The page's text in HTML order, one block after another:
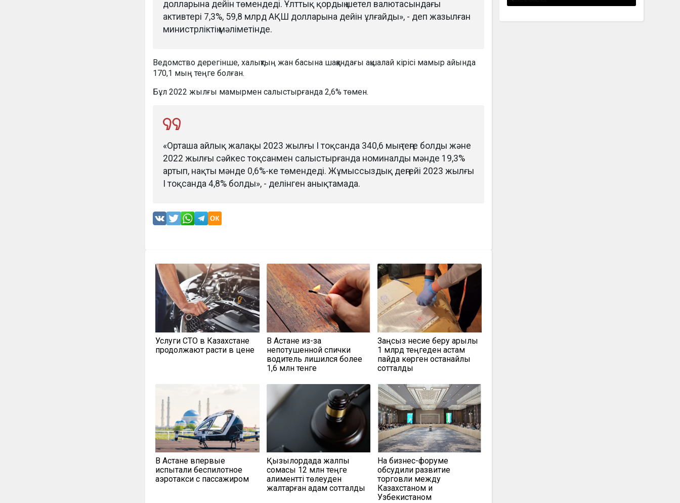
долларына дейін төмендеді. Ұлттық қордың шетел валютасындағы
активтері 7,3%, 59,8 млрд АҚШ долларына дейін ұлғайды», - деп жазылған
министрліктің мәліметінде.
Ведомство дерегінше, халықтың жан басына шаққандағы ақшалай кірісі мамыр айында
170,1 мың теңге болған.
Бұл 2022 жылғы мамырмен салыстырғанда 2,6% төмен.
«Орташа айлық жалақы 2023 жылғы I тоқсанда 340,6 мың теңге болды және
2022 жылғы сәйкес тоқсанмен салыстырғанда номиналды мәнде 19,3%
артып, нақты мәнде 0,6%-ке төмендеді. Жұмыссыздық деңгейі 2023 жылғы
I тоқсанда 4,8% болды», - делінген анықтамада.
Услуги СТО в Казахстане
продолжают расти в цене
В Астане из-за
непотушенной спички
водитель лишился более
1,6 млн тенге
Заңсыз несие беру арқылы
1 млрд теңгеден астам
пайда көрген қостанайлық
сотталды
В Астане впервые
испытали беспилотное
аэротакси с пассажиром
Қызылордада жалпы
сомасы 12 млн теңге
алиментті төлеуден
жалтарған адам сотталды
На бизнес-форуме
обсудили развитие
торговли между
Казахстаном и
Узбекистаном